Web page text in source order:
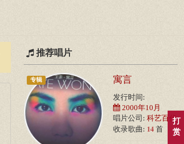
推荐唱片
专辑 寓言
发行时间:
2000年10月
唱片公司: 科艺百代
收录歌曲: 14 首
打
赏